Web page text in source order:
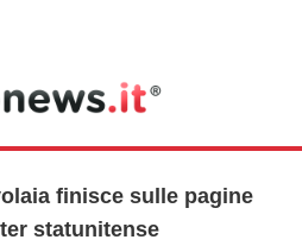
finisce sulle pagine
statunitense